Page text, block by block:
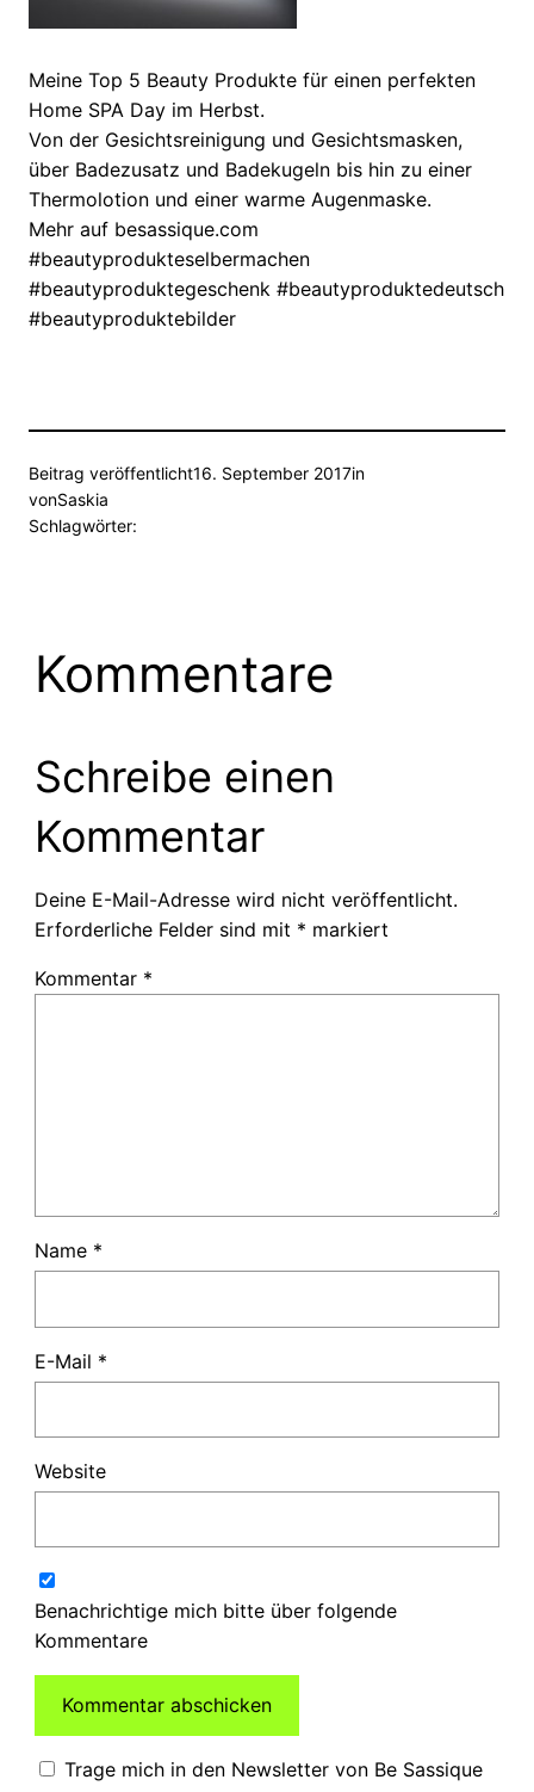
Meine Top 5 Beauty Produkte für einen perfekten
Home SPA Day im Herbst.
Von der Gesichtsreinigung und Gesichtsmasken,
über Badezusatz und Badekugeln bis hin zu einer
Thermolotion und einer warme Augenmaske.
Mehr auf besassique.com
#beautyprodukteselbermachen
#beautyproduktegeschenk #beautyproduktedeutsch
#beautyproduktebilder
Beitrag veröffentlicht16. September 2017in
vonSaskia
Schlagwörter:
Kommentare
Schreibe einen
Kommentar
Deine E-Mail-Adresse wird nicht veröffentlicht.
Erforderliche Felder sind mit * markiert
Kommentar *
Name *
E-Mail *
Website
Benachrichtige mich bitte über folgende
Kommentare
Trage mich in den Newsletter von Be Sassique